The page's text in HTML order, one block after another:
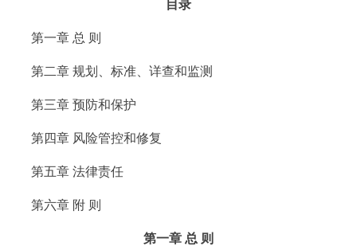
目录
第一章 总 则
第二章 规划、标准、详查和监测
第三章 预防和保护
第四章 风险管控和修复
第五章 法律责任
第六章 附 则
第一章 总 则